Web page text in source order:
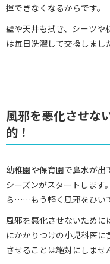
揮できなくなるからです。
壁や天井も拭き、シーツや
は毎日洗濯して交換しまし
風邪を悪化させな
的！
幼稚園や保育園で鼻水が出
シーズンがスタートします
ら……もう軽く風邪をひい
風邪を悪化させないために
にかかりつけの小児科医
させることは絶対にしませ